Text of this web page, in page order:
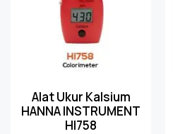
Alat Ukur Kalsium
HANNA INSTRUMENT
HI758